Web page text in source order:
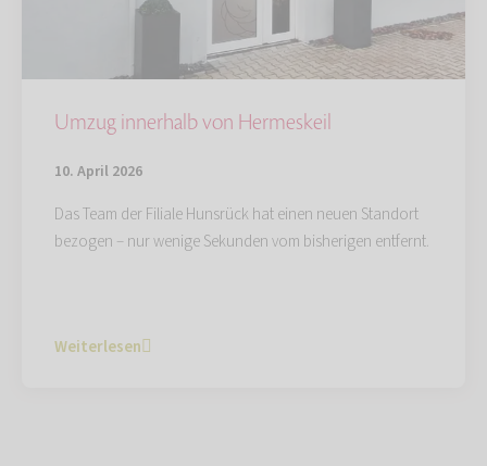
Umzug innerhalb von Hermeskeil
10. April 2026
Das Team der Filiale Hunsrück hat einen neuen Standort
bezogen – nur wenige Sekunden vom bisherigen entfernt.
Weiterlesen